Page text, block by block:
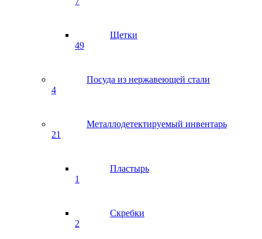
Щетки
49
Посуда из нержавеющей стали
4
Металлодетектируемый инвентарь
21
Пластырь
1
Скребки
2